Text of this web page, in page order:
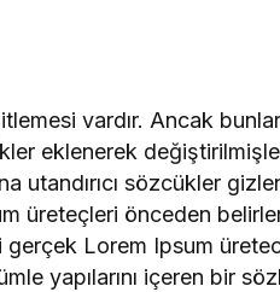
vardır. Ancak
eklenerek
utandırıcı sözcükler
üreteçleri önceden
Lorem Ipsum
yapılarını içeren bir